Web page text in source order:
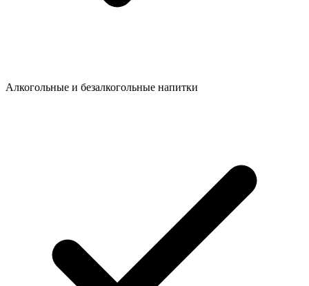
Алкогольные и безалкогольные напитки